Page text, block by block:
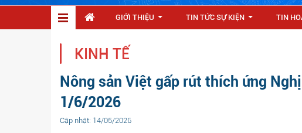
GIỚI THIỆU TIN TỨC SỰ KIỆN TIN
KINH TẾ
Nông sản Việt gấp rút thích ứng
1/6/2026
Cập nhật: 14/05/2026